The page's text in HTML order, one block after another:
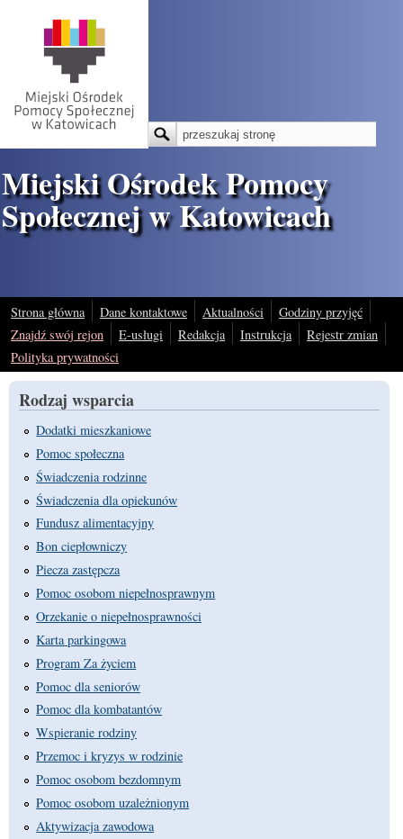
Miejski Ośrodek Pomocy
Społecznej w Katowicach
Formularz wyszukiwania
Szukaj
Strona główna Dane kontaktowe Aktualności
Godziny przyjęć
Znajdź swój rejon
E-usługi Redakcja Instrukcja
Rejestr zmian
Polityka prywatności
Rodzaj wsparcia
Dodatki mieszkaniowe
Pomoc społeczna
Świadczenia rodzinne
Świadczenia dla opiekunów
Fundusz alimentacyjny
Bon ciepłowniczy
Piecza zastępcza
Pomoc osobom niepełnosprawnym
Orzekanie o niepełnosprawności
Karta parkingowa
Program Za życiem
Pomoc dla seniorów
Pomoc dla kombatantów
Wspieranie rodziny
Przemoc i kryzys w rodzinie
Pomoc osobom bezdomnym
Pomoc osobom uzależnionym
Aktywizacja zawodowa